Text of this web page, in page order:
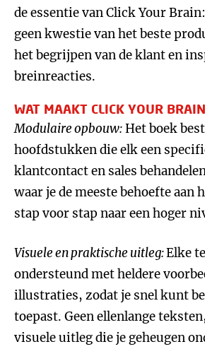
de essentie van Click Your
geen kwestie van het beste
het begrijpen van de klant en
breinreacties.
WAT MAAKT CLICK YOUR
Modulaire opbouw:Het boek
hoofdstukken die elk een
klantcontact en sales
waar je de meeste behoefte aan
stap voor stap naar een hoger
Visuele en praktische uitleg:Elke
ondersteund met heldere
illustraties, zodat je snel kunt
toepast. Geen ellenlange
visuele uitleg die je geheugen